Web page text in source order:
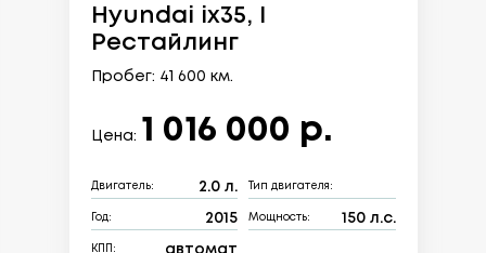
Hyundai ix35, I
Рестайлинг
Пробег: 41 600 км.
Цена: 1 016 000 р.
Двигатель: 2.0 л. Тип двигателя:
Год: 2015 Мощность: 150 л.с.
КПП: автомат